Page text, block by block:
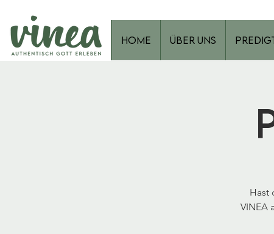
Home Über Uns
Hast
VINEA